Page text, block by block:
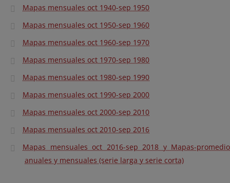
Mapas mensuales oct 1940-sep 1950
Mapas mensuales oct 1950-sep 1960
Mapas mensuales oct 1960-sep 1970
Mapas mensuales oct 1970-sep 1980
Mapas mensuales oct 1980-sep 1990
Mapas mensuales oct 1990-sep 2000
Mapas mensuales oct 2000-sep 2010
Mapas mensuales oct 2010-sep 2016
Mapas mensuales oct 2016-sep 2018 y Mapas-promedio
anuales y mensuales (serie larga y serie corta)